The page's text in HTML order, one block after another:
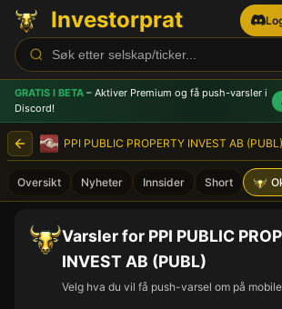
Investorprat
GRATIS I BETA – Aktiver Premium og få push-varsler i
Discord!
PPI PUBLIC PROPERTY INVEST AB (PUBL)
Oversikt Nyheter Innsider Short
Varsler for PPI PUBLIC
INVEST AB (PUBL)
Velg hva du vil få push-varsel om på